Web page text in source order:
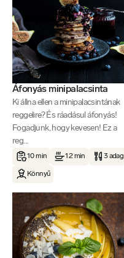
Áfonyás minipalacsinta
Ki állna ellen a minipalacsintának
reggelire? És ráadásul áfonyás!
Fogadjunk, hogy kevesen! Ez a
reg...
10 min 12 min 3 adag
Könnyű